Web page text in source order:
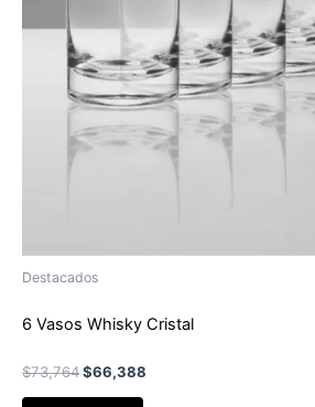
Destacados
6 Vasos Whisky Cristal
$73,764El
$66,388